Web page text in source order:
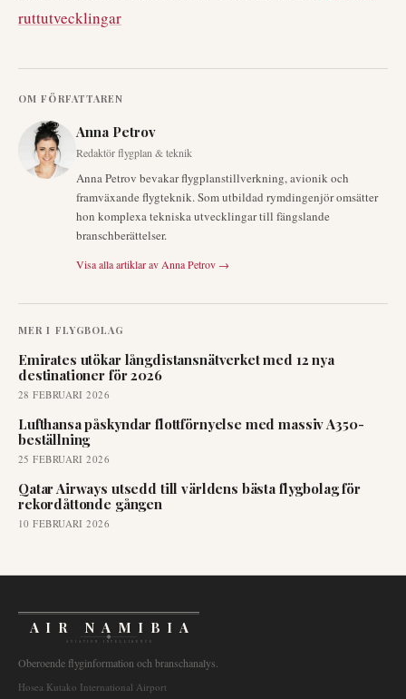
ruttutvecklingar
OM FÖRFATTAREN
Anna Petrov
Redaktör flygplan & teknik
Anna Petrov bevakar flygplanstillverkning, avionik och
framväxande flygteknik. Som utbildad rymdingenjör omsätter
hon komplexa tekniska utvecklingar till fängslande
branschberättelser.
Visa alla artiklar av Anna Petrov →
MER I FLYGBOLAG
Emirates utökar långdistansnätverket med 12 nya
destinationer för 2026
28 FEBRUARI 2026
Lufthansa påskyndar flottförnyelse med massiv A350-
beställning
25 FEBRUARI 2026
Qatar Airways utsedd till världens bästa flygbolag för
rekordåttonde gången
10 FEBRUARI 2026
AIR NAMIBIA
AVIATION INTELLIGENCE
Oberoende flyginformation och branschanalys.
Hosea Kutako International Airport